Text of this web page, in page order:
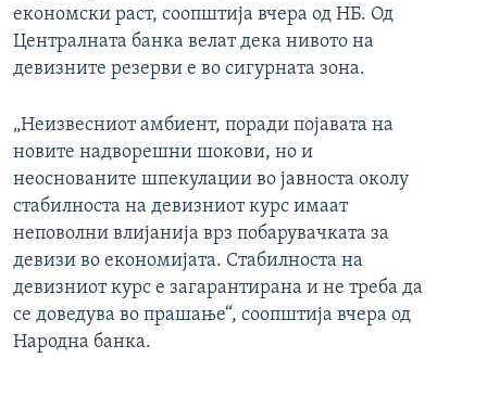
економски раст, соопштија вчера од НБ. Од
Централната банка велат дека нивото на
девизните резерви е во сигурната зона.
„Неизвесниот амбиент, поради појавата на
новите надворешни шокови, но и
неоснованите шпекулации во јавноста околу
стабилноста на девизниот курс имаат
неповолни влијанија врз побарувачката за
девизи во економијата. Стабилноста на
девизниот курс е загарантирана и не треба да
се доведува во прашање“, соопштија вчера од
Народна банка.